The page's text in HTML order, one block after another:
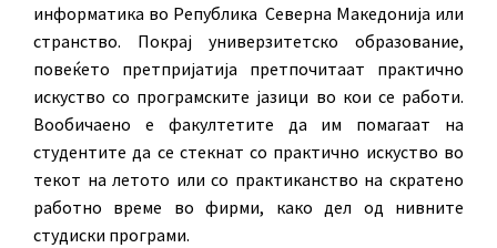
информатика во Република Северна Македонија или
странство. Покрај универзитетско образование,
повеќето претпријатија претпочитаат практично
искуство со програмските јазици во кои се работи.
Вообичаено е факултетите да им помагаат на
студентите да се стекнат со практично искуство во
текот на летото или со практиканство на скратено
работно време во фирми, како дел од нивните
студиски програми.